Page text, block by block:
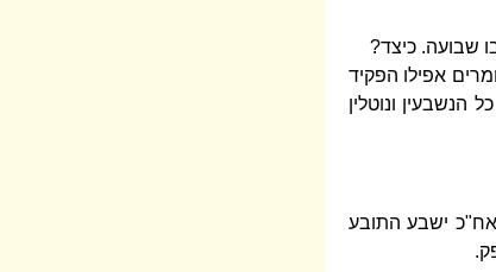
שבועה. כיצד?
אפילו הפקיד
הנשבעין ונוטלין
ישבע התובע